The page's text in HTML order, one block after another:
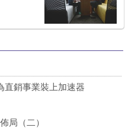
直銷事業裝上加速器
局（二）